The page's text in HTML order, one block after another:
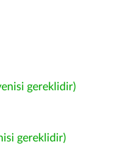
gereklidir)
gereklidir)